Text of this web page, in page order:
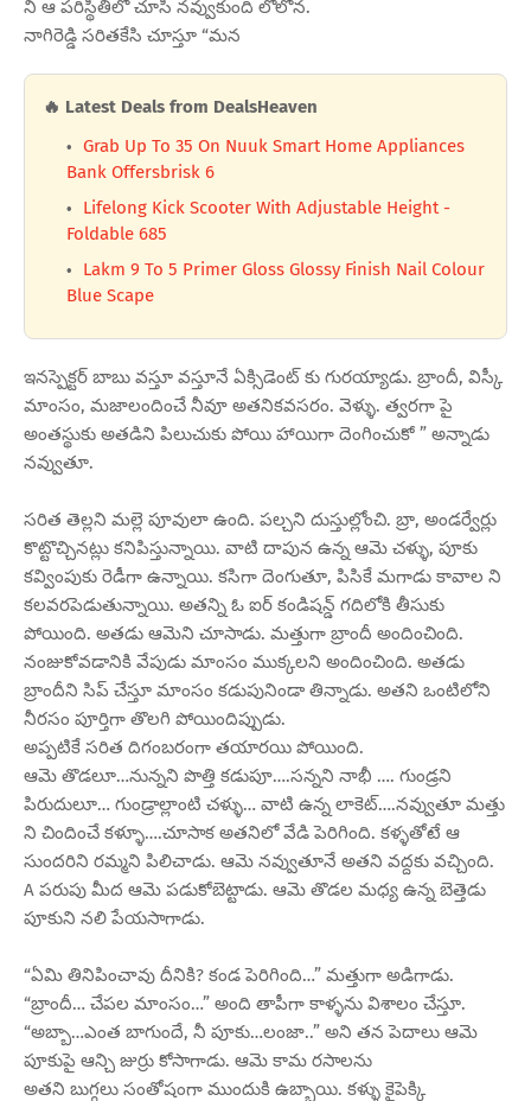
ని ఆ పరిస్థితిలో చూసి నవ్వుకుంది లోలోన.
నాగిరెడ్డి సరితకేసి చూస్తూ “మన
🔥 Latest Deals from DealsHeaven
Grab Up To 35 On Nuuk Smart Home Appliances
Bank Offersbrisk 6
Lifelong Kick Scooter With Adjustable Height -
Foldable 685
Lakm 9 To 5 Primer Gloss Glossy Finish Nail Colour
Blue Scape
ఇనస్పెక్టర్ బాబు వస్తూ వస్తూనే ఏక్సిడెంట్ కు గురయ్యాడు. బ్రాందీ, విస్కీ
మాంసం, మజాలందించే నీవూ అతనికవసరం. వెళ్ళు. త్వరగా పై
అంతస్థుకు అతడిని పిలుచుకు పోయి హాయిగా దెంగించుకో ” అన్నాడు
నవ్వుతూ.
సరిత తెల్లని మల్లె పూవులా ఉంది. పల్చని దుస్తుల్లోంచి. బ్రా, అండర్వేర్లు
కొట్టొచ్చినట్లు కనిపిస్తున్నాయి. వాటి దాపున ఉన్న ఆమె చళ్ళు, పూకు
కవ్వింపుకు రెడీగా ఉన్నాయి. కసిగా దెంగుతూ, పిసికే మగాడు కావాల ని
కలవరపెడుతున్నాయి. అతన్ని ఓ ఐర్ కండిషన్డ్ గదిలోకి తీసుకు
పోయింది. అతడు ఆమెని చూసాడు. మత్తుగా బ్రాందీ అందించింది.
నంజుకోవడానికి వేపుడు మాంసం ముక్కలని అందించింది. అతడు
బ్రాందీని సిప్ చేస్తూ మాంసం కడుపునిండా తిన్నాడు. అతని ఒంటిలోని
నీరసం పూర్తిగా తొలగి పోయిందిప్పుడు.
అప్పటికే సరిత దిగంబరంగా తయారయి పోయింది.
ఆమె తొడలూ…నున్నని పొత్తి కడుపూ….సన్నని నాభీ …. గుండ్రని
పిరుదులూ… గుండ్రాల్లాంటి చళ్ళు… వాటి ఉన్న లాకెట్….నవ్వుతూ మత్తు
ని చిందించే కళ్ళూ….చూసాక అతనిలో వేడి పెరిగింది. కళ్ళతోటే ఆ
సుందరిని రమ్మని పిలిచాడు. ఆమె నవ్వుతూనే అతని వద్దకు వచ్చింది.
A పరుపు మీద ఆమె పడుకోబెట్టాడు. ఆమె తొడల మధ్య ఉన్న బెత్తెడు
పూకుని నలి పేయసాగాడు.
“ఏమి తినిపించావు దీనికి? కండ పెరిగింది…” మత్తుగా అడిగాడు.
“బ్రాందీ… చేపల మాంసం…” అంది తాపీగా కాళ్ళను విశాలం చేస్తూ.
“అబ్బా…ఎంత బాగుందే, నీ పూకు…లంజా..” అని తన పెదాలు ఆమె
పూకుపై ఆన్చి జుర్రు కోసాగాడు. ఆమె కామ రసాలను
అతని బుగ్గలు సంతోషంగా ముందుకి ఉబ్బాయి. కళ్ళు కైపెక్కి